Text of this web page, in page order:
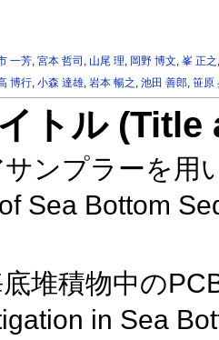
一芳,宮本 哲司 , 山尾 理, 岡野 博文,峯 正之
博行,小森 達雄,岩本 暢之 ,池田 善郎,笹原
トル
ンプラーを用
Sea Bottom
堆積物中の
in Sea